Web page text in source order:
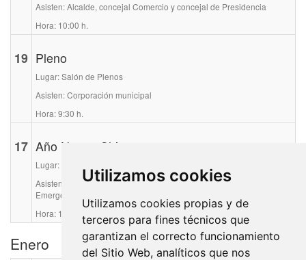
Utilizamos cookies
Utilizamos cookies propias y de
terceros para fines técnicos que
garantizan el correcto funcionamiento
del Sitio Web, analíticos que nos
Asisten: Alcalde, concejal Comercio y concejal de Presidencia
Hora: 10:00 h.
19 Pleno
Lugar: Salón de Plenos
Asisten: Corporación municipal
Hora: 9:30 h.
17 Año Nuevo Chino
Lugar: Auditorio Joaquín Rodrigo
Asisten: Alcalde, concejal de Cultura y Concejal de Seguridad y
Emergencias
Hora: 17:30 h.
Enero